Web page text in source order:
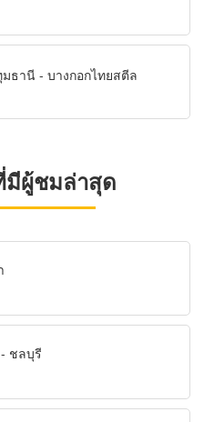
ธานี - บางกอกไทยสตีล
ผู้ชมล่าสุด
ชลบุรี